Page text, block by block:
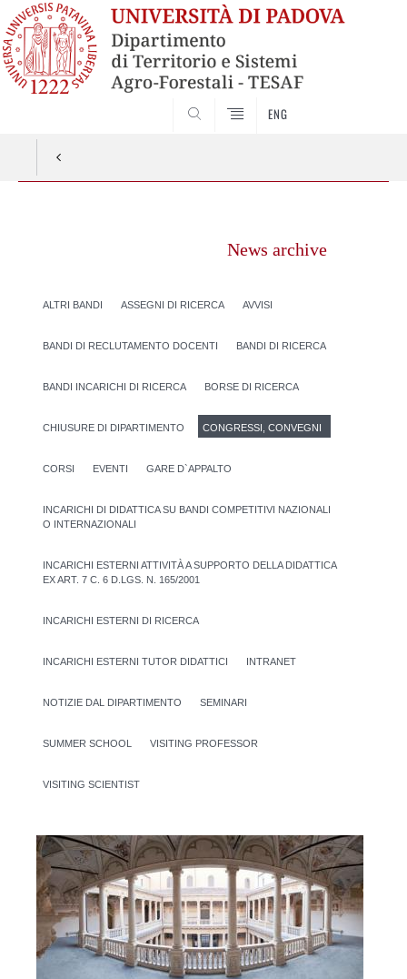
ENG
News archive
ALTRI BANDI ASSEGNI DI RICERCA AVVISI
BANDI DI RECLUTAMENTO DOCENTI BANDI DI RICERCA
BANDI INCARICHI DI RICERCA BORSE DI RICERCA
CHIUSURE DI DIPARTIMENTO CONGRESSI, CONVEGNI
CORSI EVENTI GARE D`APPALTO
INCARICHI DI DIDATTICA SU BANDI COMPETITIVI NAZIONALI
O INTERNAZIONALI
INCARICHI ESTERNI ATTIVITÀ A SUPPORTO DELLA DIDATTICA
EX ART. 7 C. 6 D.LGS. N. 165/2001
INCARICHI ESTERNI DI RICERCA
INCARICHI ESTERNI TUTOR DIDATTICI INTRANET
NOTIZIE DAL DIPARTIMENTO SEMINARI
SUMMER SCHOOL VISITING PROFESSOR
VISITING SCIENTIST